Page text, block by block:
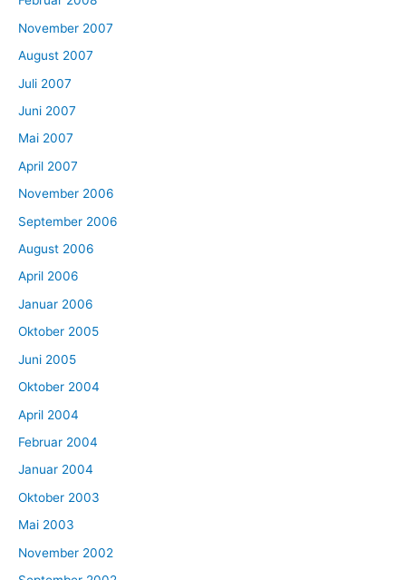
November 2007
August 2007
Juli 2007
Juni 2007
Mai 2007
April 2007
November 2006
September 2006
August 2006
April 2006
Januar 2006
Oktober 2005
Juni 2005
Oktober 2004
April 2004
Februar 2004
Januar 2004
Oktober 2003
Mai 2003
November 2002